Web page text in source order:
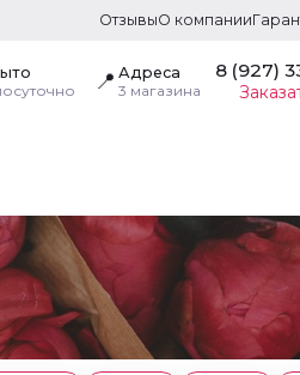
ОтзывыО компании
📍 Адреса
3 магазина
8 (927)